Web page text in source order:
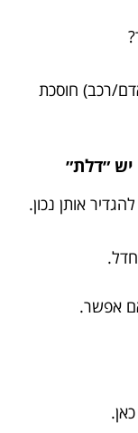
רכב) חוסכת
אפשר.